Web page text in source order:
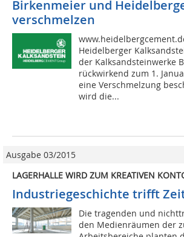
Birkenmeier und
verschmelzen
Heidelberger
der Kalksandsteinwerke
rückwirkend zum 1.
eine Verschmelzung
wird die...
Ausgabe 03/2015
LAGERHALLE WIRD ZUM KREATIVEN
Industriegeschichte trifft
Die tragenden und
den Medienräumen der